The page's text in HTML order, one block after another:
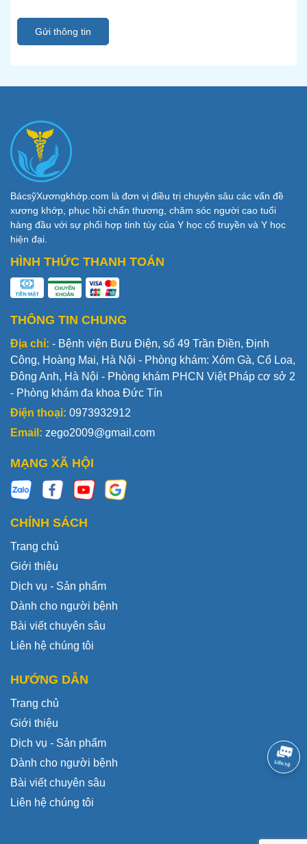
Gửi thông tin
BácsỹXươngkhớp.com là đơn vị điều trị chuyên sâu các vấn đề
xương khớp, phục hồi chấn thương, chăm sóc người cao tuổi
hàng đầu với sự phối hợp tinh túy của Y học cổ truyền và Y học
hiện đại.
HÌNH THỨC THANH TOÁN
THÔNG TIN CHUNG
Địa chỉ: - Bệnh viện Bưu Điện, số 49 Trần Điền, Định
Công, Hoàng Mai, Hà Nội - Phòng khám: Xóm Gà, Cổ Loa,
Đông Anh, Hà Nội - Phòng khám PHCN Việt Pháp cơ sở 2
- Phòng khám đa khoa Đức Tín
Điện thoại: 0973932912
Email: zego2009@gmail.com
MẠNG XÃ HỘI
CHÍNH SÁCH
Trang chủ
Giới thiệu
Dịch vụ - Sản phẩm
Dành cho người bệnh
Bài viết chuyên sâu
Liên hệ chúng tôi
HƯỚNG DẪN
Trang chủ
Giới thiệu
Dịch vụ - Sản phẩm
Dành cho người bệnh
Bài viết chuyên sâu
Liên hệ chúng tôi